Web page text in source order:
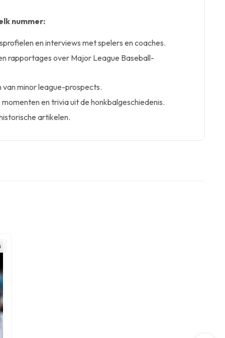
nummer:
en interviews met spelers en coaches.
rapportages over Major League Baseball-
van minor league-prospects.
en trivia uit de honkbalgeschiedenis.
artikelen.